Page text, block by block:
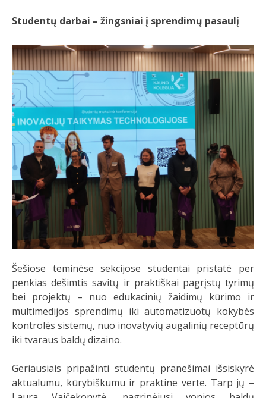
Studentų darbai – žingsniai į sprendimų pasaulį
Šešiose teminėse sekcijose studentai pristatė per
penkias dešimtis savitų ir praktiškai pagrįstų tyrimų
bei projektų – nuo edukacinių žaidimų kūrimo ir
multimedijos sprendimų iki automatizuotų kokybės
kontrolės sistemų, nuo inovatyvių augalinių receptūrų
iki tvaraus baldų dizaino.
Geriausiais pripažinti studentų pranešimai išsiskyrė
aktualumu, kūrybiškumu ir praktine verte. Tarp jų –